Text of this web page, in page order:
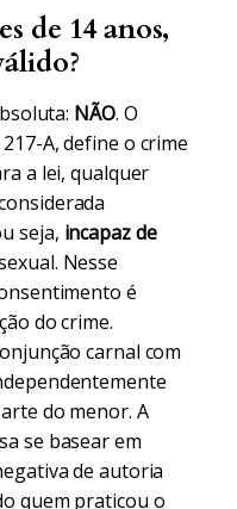
de 14 anos,
NÃO. O
A, define o crime
a lei, qualquer
seja, incapaz de
Nesse
é
do crime.
carnal com
do menor. A
se basear em
de autoria
quem praticou o